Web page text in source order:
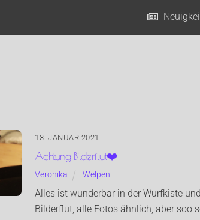
13. JANUAR 2021
Achtung Bilderflut❤️
Veronika Welpen
Alles ist wunderbar in der Wurfkiste
Bilderflut, alle Fotos ähnlich, aber soo